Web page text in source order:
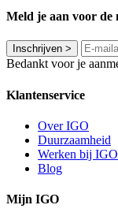
Meld je aan voor
Inschrijven >
Bedankt voor je
Klantenservice
Over IGO
Duurzaamheid
Werken bij IGO
Blog
Mijn IGO